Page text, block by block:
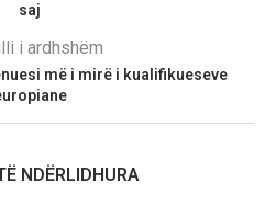
saj
i ardhshëm
më i mirë i kualifikueseve
NDËRLIDHURA